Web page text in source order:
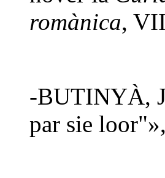
romànica,
-BUTINYÀ,
par sie loor"»,